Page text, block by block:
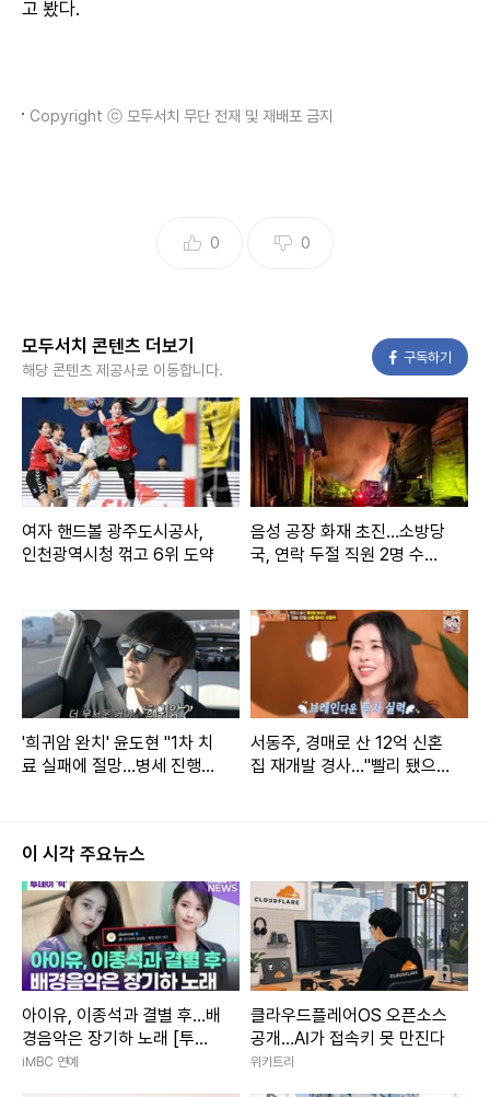
고 봤다.
Copyright ⓒ 모두서치 무단 전재 및 재배포 금지
0 0
모두서치 콘텐츠 더보기
해당 콘텐츠 제공사로 이동합니다.
구독하기
여자 핸드볼 광주도시공사,
인천광역시청 꺾고 6위 도약
음성 공장 화재 초진…소방당
국, 연락 두절 직원 2명 수색
'희귀암 완치' 윤도현 "1차 치
료 실패에 절망…병세 진행
서동주, 경매로 산 12억 신혼
집 재개발 경사…"빨리 됐으
이 시각 주요뉴스
아이유, 이종석과 결별 후…배
경음악은 장기하 노래 [투데
이픽]
iMBC 연예
클라우드플레어OS 오픈소스
공개…AI가 접속키 못 만진다
위키트리